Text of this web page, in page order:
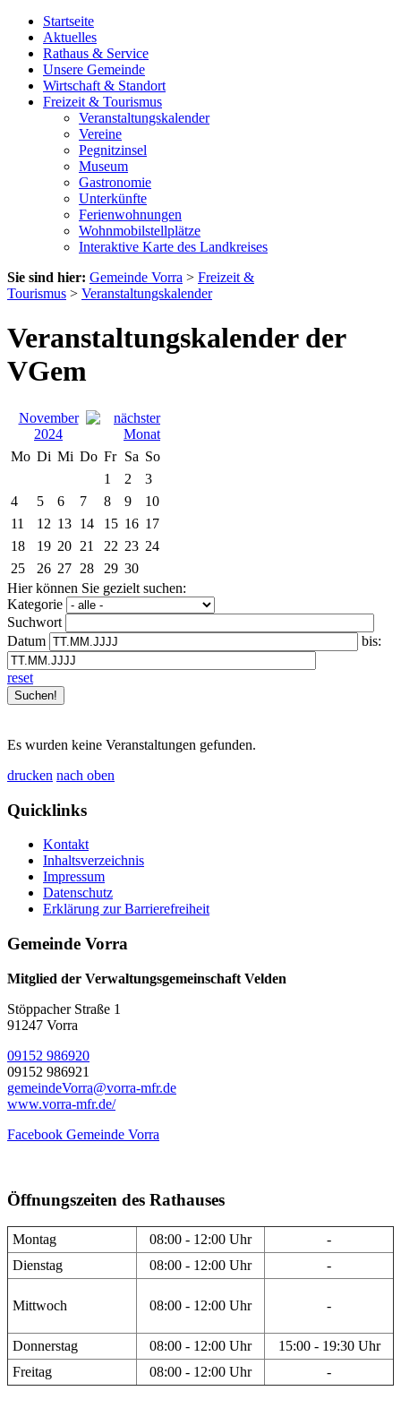
Startseite
Aktuelles
Rathaus & Service
Unsere Gemeinde
Wirtschaft & Standort
Freizeit & Tourismus
Veranstaltungskalender
Vereine
Pegnitzinsel
Museum
Gastronomie
Unterkünfte
Ferienwohnungen
Wohnmobilstellplätze
Interaktive Karte des Landkreises
Sie sind hier: Gemeinde Vorra > Freizeit &
Tourismus > Veranstaltungskalender
Veranstaltungskalender der
VGem
November
2024
Mo Di Mi Do Fr Sa So
1
2
3
4
5 6 7 8 9
10
11
12 13 14 15 16 17
18
19 20 21 22 23 24
25
26 27 28 29 30
Hier können Sie gezielt suchen:
Kategorie
Suchwort
Datum
bis:
reset
Es wurden keine Veranstaltungen gefunden.
drucken nach oben
Quicklinks
Kontakt
Inhaltsverzeichnis
Impressum
Datenschutz
Erklärung zur Barrierefreiheit
Gemeinde Vorra
Mitglied der Verwaltungsgemeinschaft Velden
Stöppacher Straße 1
91247 Vorra
09152 986920
09152 986921
gemeindeVorra@vorra-mfr.de
www.vorra-mfr.de/
Facebook Gemeinde Vorra
Öffnungszeiten des Rathauses
Montag 08:00 - 12:00 Uhr
-
Dienstag
08:00 - 12:00 Uhr -
Mittwoch 08:00 - 12:00 Uhr -
Donnerstag 08:00 - 12:00 Uhr
15:00 - 19:30 Uhr
Freitag
08:00 - 12:00 Uhr -